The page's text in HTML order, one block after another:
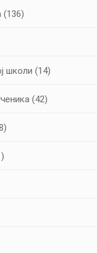
(136)
школи (14)
(42)